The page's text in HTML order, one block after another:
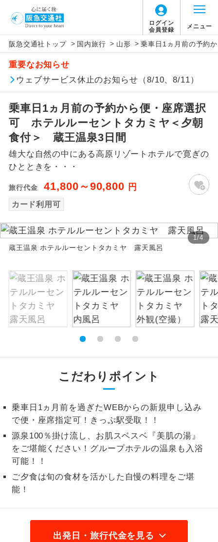
ログイン
会員登録
メニュー
阪急交通社トップ > 国内旅行 > 山形 > 乗車日1ヵ月前の予約
重要なお知らせ
ウェブサービス休止のお知らせ（8/10、8/11）
乗車日1ヵ月前の予約から便・座席選択
可 ホテルルーセントタカミヤ＜夕朝
食付＞ 蔵王温泉3日間
雄大な自然の中にある高原リゾートホテルで寛ぎの
ひとときを・・・
旅行代金 41,800～90,800 円
カード利用可
1/4
蔵王温泉 ホテルルーセントタカミヤ 露天風呂
こだわりポイント
乗車日1ヵ月前を過ぎたWEBからの新規申し込み
で便・座席指定可！きっぷ駅受取！！
源泉100％掛け流し、お肌スベスベ『美肌の湯』
をご堪能ください！グループホテルの温泉も入浴
可能！！
ご夕食は旬の食材を活かした自慢の料理をご堪
能！
出発日・旅行代金を見る
アイコン 説明
添乗員同行
往路出発空港（駅）から復路到着空港
（駅）まで同行します。
現地添乗員同
行
現地到着空港（駅）から最終日出発空港
（駅）まで添乗員が同行します。
バスガイド乗
務
バスガイドが乗務し、車内での観光案内
があります。
世界遺産
絶景 絶景スポットに立ち寄るコースです。
露天風呂
ご宿泊ホテルに露天風呂が付いていま
大浴場 ご宿泊ホテルに大浴場が付いています。
全食事付き
事の心配はいりません。（機内食を除
お部屋にてゆっくりとお召し上がりいた
トラベルイヤ
周りの音を気にせず、ガイドさんの説明
をじっくり聞くことができます。
1名様催行
1名様から出発可能な個人型プランで
2名様催行
加限定